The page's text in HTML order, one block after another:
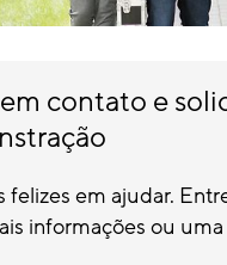
contato e
felizes em ajudar.
informações ou